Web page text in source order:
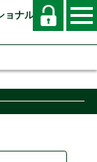
ョナル